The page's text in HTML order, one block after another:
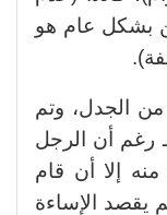
بشكل عام هو
من الجدل، وتم
رغم أن الرجل
إلا أن قام
يقصد الإساءة